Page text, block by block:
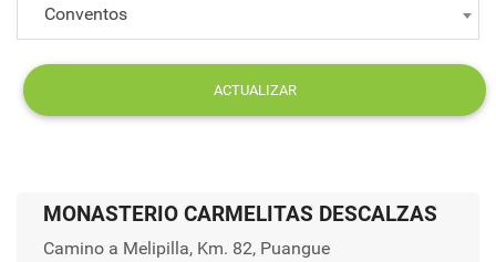
Conventos
ACTUALIZAR
MONASTERIO CARMELITAS DESCALZAS
Camino a Melipilla, Km. 82, Puangue